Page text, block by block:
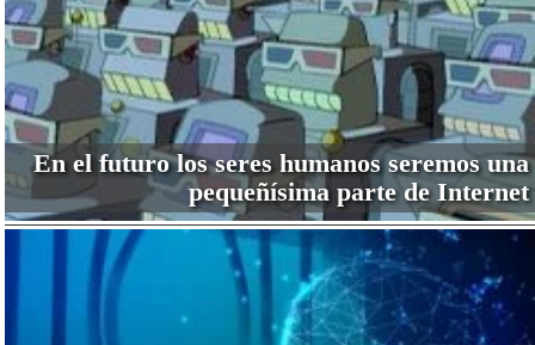
En el futuro los seres humanos seremos una
pequeñísima parte de Internet